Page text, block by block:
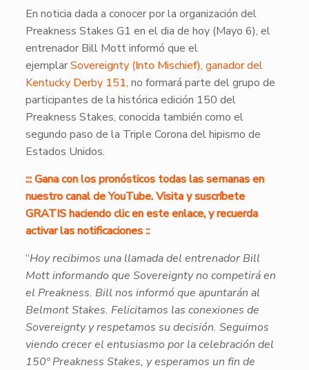
En noticia dada a conocer por la organización del
Preakness Stakes G1 en el dia de hoy (Mayo 6), el
entrenador Bill Mott informó que el
ejemplarSovereignty (Into Mischief), ganador del
Kentucky Derby 151, no formará parte del grupo de
participantes de la histórica edición 150 del
Preakness Stakes, conocida también como el
segundo paso de la Triple Corona del hipismo de
Estados Unidos.
::: Gana con los pronósticos todas las semanas en
nuestro canal de YouTube. Visita y suscríbete
GRATIS haciendo clic en este enlace, y recuerda
activar las notificaciones ::
“Hoy recibimos una llamada del entrenador Bill
Mott informando que Sovereignty no competirá en
el Preakness. Bill nos informó que apuntarán al
Belmont Stakes. Felicitamos las conexiones de
Sovereignty y respetamos su decisión. Seguimos
viendo crecer el entusiasmo por la celebración del
150º Preakness Stakes, y esperamos un fin de